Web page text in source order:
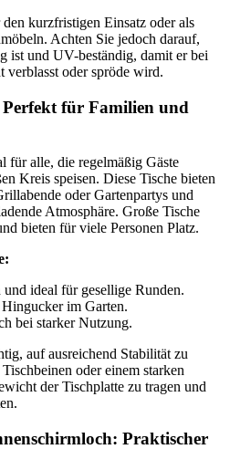
kurzfristigen Einsatz oder als
Achten Sie jedoch darauf,
ist und UV-beständig, damit er bei
verblasst oder spröde wird.
für Familien und
für alle, die regelmäßig Gäste
Kreis speisen. Diese Tische bieten
oder Gartenpartys und
Atmosphäre. Große Tische
bieten für viele Personen Platz.
ideal für gesellige Runden.
im Garten.
bei starker Nutzung.
auf ausreichend Stabilität zu
oder einem starken
der Tischplatte zu tragen und
Praktischer